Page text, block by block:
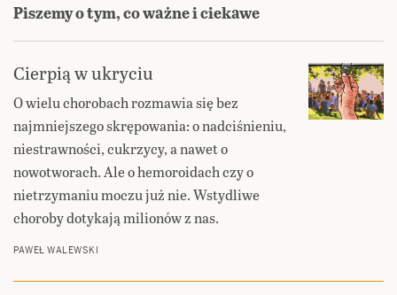
Piszemy o tym, co ważne i ciekawe
Cierpią w ukryciu
O wielu chorobach rozmawia się bez
najmniejszego skrępowania: o nadciśnieniu,
niestrawności, cukrzycy, a nawet o
nowotworach. Ale o hemoroidach czy o
nietrzymaniu moczu już nie. Wstydliwe
choroby dotykają milionów z nas.
PAWEŁ WALEWSKI